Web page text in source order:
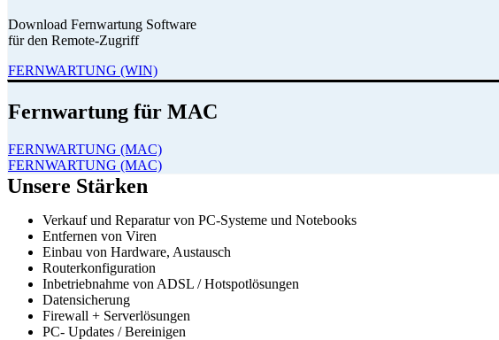
Download Fernwartung Software
für den Remote-Zugriff
FERNWARTUNG (WIN)
Fernwartung für MAC
FERNWARTUNG (MAC)
FERNWARTUNG (MAC)
Unsere Stärken
Verkauf und Reparatur von PC-Systeme und Notebooks
Entfernen von Viren
Einbau von Hardware, Austausch
Routerkonfiguration
Inbetriebnahme von ADSL / Hotspotlösungen
Datensicherung
Firewall + Serverlösungen
PC- Updates / Bereinigen